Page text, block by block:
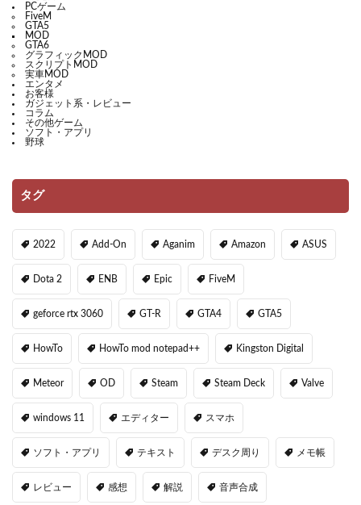
PCゲーム
FiveM
GTA5
MOD
GTA6
グラフィックMOD
スクリプトMOD
実車MOD
エンタメ
お客様
ガジェット系・レビュー
コラム
その他ゲーム
ソフト・アプリ
野球
タグ
2022 Add-On Aganim Amazon ASUS
Dota 2 ENB Epic FiveM
geforce rtx 3060 GT-R GTA4 GTA5
HowTo HowTo mod notepad++ Kingston Digital
Meteor OD Steam Steam Deck Valve
windows 11 エディター スマホ
ソフト・アプリ テキスト デスク周り メモ帳
レビュー 感想 解説 音声合成